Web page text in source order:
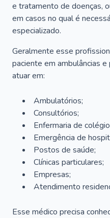
e tratamento de doenças,
em casos no qual é
especializado.
Geralmente esse
paciente em ambulâncias
atuar em:
Ambulatórios;
Consultórios;
Enfermaria de
Emergência de
Postos de saúde;
Clínicas particulares;
Empresas;
Atendimento
Esse médico precisa